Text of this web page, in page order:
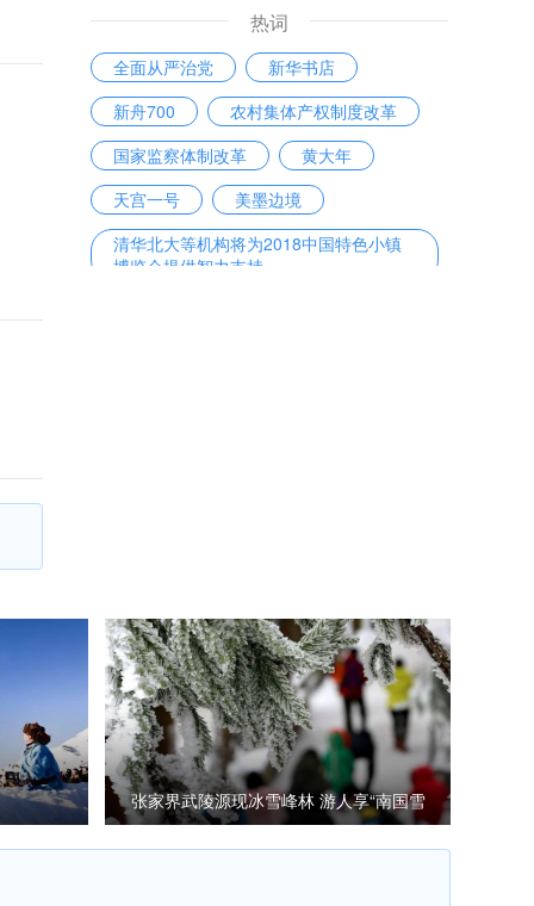
热词
全面从严治党
新华书店
新舟700
农村集体产权制度改革
国家监察体制改革
黄大年
天宫一号
美墨边境
清华北大等机构将为2018中国特色小镇
博览会提供智力支持
张家界武陵源现冰雪峰林 游人享“南国雪